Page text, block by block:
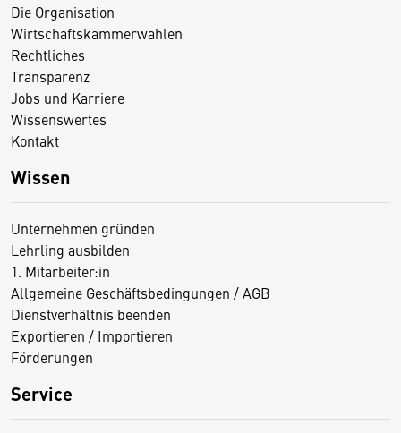
Die Organisation
Wirtschaftskammerwahlen
Rechtliches
Transparenz
Jobs und Karriere
Wissenswertes
Kontakt
Wissen
Unternehmen gründen
Lehrling ausbilden
1. Mitarbeiter:in
Allgemeine Geschäftsbedingungen / AGB
Dienstverhältnis beenden
Exportieren / Importieren
Förderungen
Service